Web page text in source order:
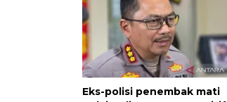
Eks-polisi penembak mati